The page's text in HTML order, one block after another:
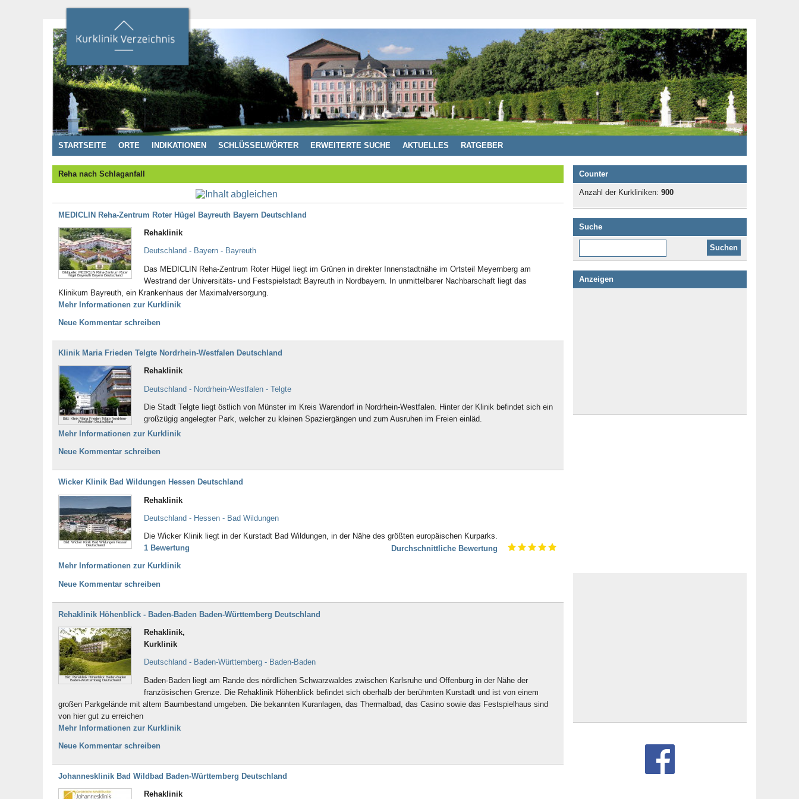
STARTSEITE ORTE INDIKATIONEN SCHLÜSSELWÖRTER ERWEITERTE SUCHE AKTUELLES RATGEBER
Reha nach Schlaganfall
MEDICLIN Reha-Zentrum Roter Hügel Bayreuth Bayern Deutschland
Bildquelle: MEDICLIN Reha-Zentrum Roter
Hügel Bayreuth Bayern Deutschland
Rehaklinik
Deutschland - Bayern - Bayreuth
Das MEDICLIN Reha-Zentrum Roter Hügel liegt im Grünen in direkter Innenstadtnähe im Ortsteil Meyernberg am
Westrand der Universitäts- und Festspielstadt Bayreuth in Nordbayern. In unmittelbarer Nachbarschaft liegt das
Klinikum Bayreuth, ein Krankenhaus der Maximalversorgung.
Mehr Informationen zur Kurklinik
Neue Kommentar schreiben
Klinik Maria Frieden Telgte Nordrhein-Westfalen Deutschland
Bild: Klinik Maria Frieden Telgte Nordrhein-
Westfalen Deutschland
Rehaklinik
Deutschland - Nordrhein-Westfalen - Telgte
Die Stadt Telgte liegt östlich von Münster im Kreis Warendorf in Nordrhein-Westfalen. Hinter der Klinik befindet sich ein
großzügig angelegter Park, welcher zu kleinen Spaziergängen und zum Ausruhen im Freien einläd.
Mehr Informationen zur Kurklinik
Neue Kommentar schreiben
Wicker Klinik Bad Wildungen Hessen Deutschland
Bild: Wicker Klinik Bad Wildungen Hessen
Deutschland
Rehaklinik
Deutschland - Hessen - Bad Wildungen
Die Wicker Klinik liegt in der Kurstadt Bad Wildungen, in der Nähe des größten europäischen Kurparks.
1 Bewertung
Durchschnittliche Bewertung
Mehr Informationen zur Kurklinik
Neue Kommentar schreiben
Rehaklinik Höhenblick - Baden-Baden Baden-Württemberg Deutschland
Bild: Rehaklinik Höhenblick Baden-Baden
Baden-Württemberg Deutschland
Rehaklinik,
Kurklinik
Deutschland - Baden-Württemberg - Baden-Baden
Baden-Baden liegt am Rande des nördlichen Schwarzwaldes zwischen Karlsruhe und Offenburg in der Nähe der
französischen Grenze. Die Rehaklinik Höhenblick befindet sich oberhalb der berühmten Kurstadt und ist von einem
großen Parkgelände mit altem Baumbestand umgeben. Die bekannten Kuranlagen, das Thermalbad, das Casino sowie das Festspielhaus sind
von hier gut zu erreichen
Mehr Informationen zur Kurklinik
Neue Kommentar schreiben
Johannesklinik Bad Wildbad Baden-Württemberg Deutschland
Rehaklinik
Counter
Anzahl der Kurkliniken: 900
Suche
Anzeigen